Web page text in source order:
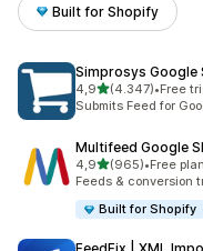
Built for Shopify
Simprosys Google
4,95 yıldız üzerinden
(4.347)
toplam 4347 •Free
Submits Feed for
Multifeed Google
4,95 yıldız üzerinden
(965)
toplam 965•Free
Feeds & conversion
Built for Shopify